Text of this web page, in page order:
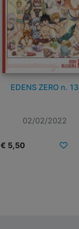
EDENS ZERO n. 13
02/02/2022
€ 5,50